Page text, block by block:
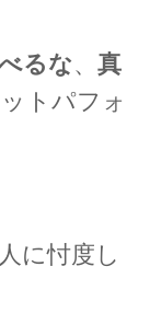
るな、 真
トパフォ
に忖度し